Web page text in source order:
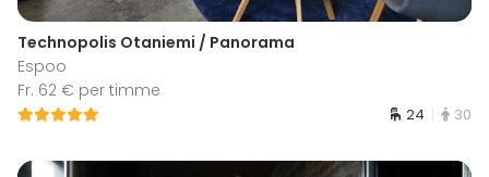
Technopolis Otaniemi / Panorama
Espoo
Fr. 62 € per timme
24 30